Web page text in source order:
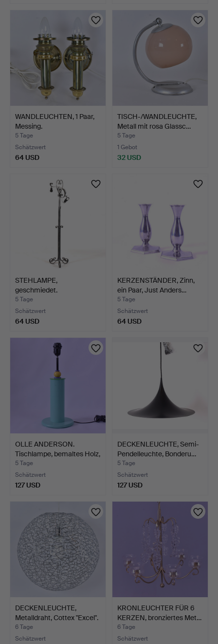
WANDLEUCHTEN, 1 Paar,
Messing.
5 Tage
Schätzwert
64 USD
TISCH-/WANDLEUCHTE,
Metall mit rosa Glassc…
5 Tage
1 Gebot
32 USD
STEHLAMPE,
geschmiedet.
5 Tage
Schätzwert
64 USD
KERZENSTÄNDER, Zinn,
ein Paar, Just Anders…
5 Tage
Schätzwert
64 USD
OLLE ANDERSON.
Tischlampe, bemaltes Holz,
…
5 Tage
Schätzwert
127 USD
DECKENLEUCHTE, Semi-
Pendelleuchte, Bonderu…
5 Tage
Schätzwert
127 USD
DECKENLEUCHTE,
Metalldraht, Cottex "Excel".
6 Tage
Schätzwert
KRONLEUCHTER FÜR 6
KERZEN, bronziertes Met…
6 Tage
Schätzwert